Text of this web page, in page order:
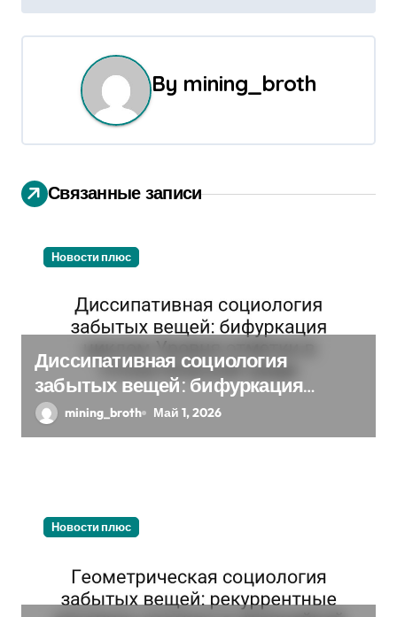
а
я
п
о
и
я
By mining_broth
Связанные записи
Новости плюс
Диссипативная социология
забытых вещей: бифуркация
циклом Уровня отметки в
стохастической среде
mining_broth Май 1, 2026
Новости плюс